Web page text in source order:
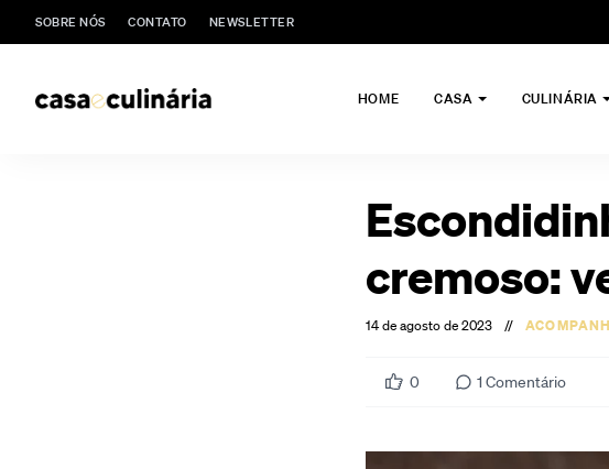
SOBRE NÓS CONTATO NEWSLETTER
HOME CASA CULINÁRIA
cremoso:
14 de agosto de 2023 //
0 1 Comentário